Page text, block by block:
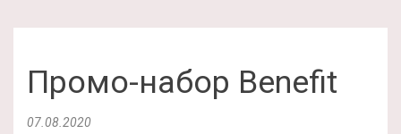
Промо-набор Benefit
07.08.2020